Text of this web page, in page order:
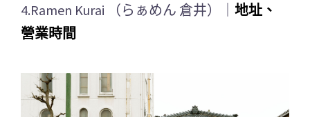
4.Ramen Kurai （らぁめん 倉井）｜ 地址、
營業時間